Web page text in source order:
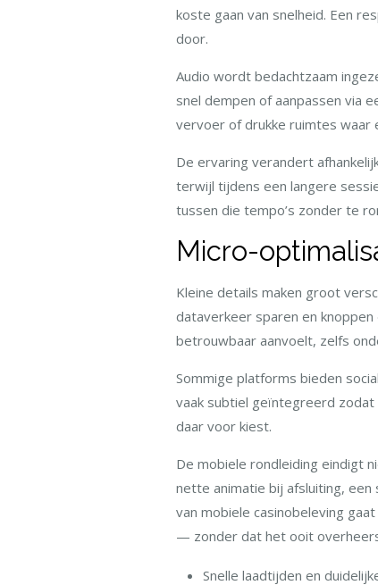
koste gaan van snelheid. Een
door.
Audio wordt bedachtzaam
snel dempen of aanpassen via
vervoer of drukke ruimtes waar
De ervaring verandert
terwijl tijdens een langere
tussen die tempo’s zonder te
Micro-
Kleine details maken groot
dataverkeer sparen en
betrouwbaar aanvoelt, zelfs
Sommige platforms bieden
vaak subtiel geïntegreerd
daar voor kiest.
De mobiele rondleiding eindigt
nette animatie bij afsluiting,
van mobiele casinobeleving
— zonder dat het ooit
Snelle laadtijden en